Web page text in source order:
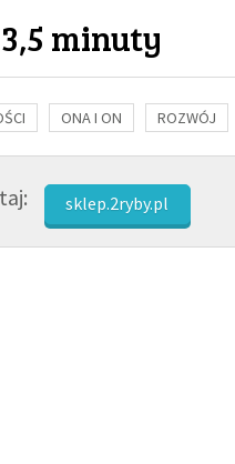
minuty
ONA I ON ROZWÓJ
MĘŻCZYZNA RELIGIE
sklep.2ryby.pl